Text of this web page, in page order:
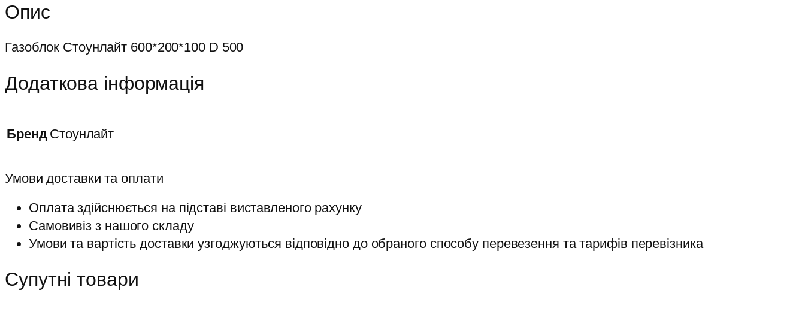
Опис
Газоблок Стоунлайт 600*200*100 D 500
Додаткова інформація
Бренд Стоунлайт
Умови доставки та оплати
Оплата здійснюється на підставі виставленого рахунку
Самовивіз з нашого складу
Умови та вартість доставки узгоджуються відповідно до обраного способу перевезення та тарифів перевізника
Супутні товари